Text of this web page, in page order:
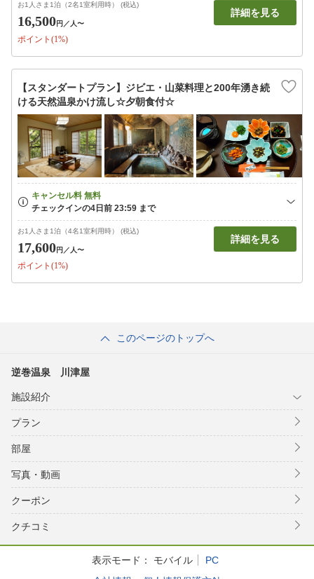
お1人さま1泊（2名1室利用時） (税込)
16,500円 ／人〜
ポイント(1%)
詳細を見る
【スタンダートプラン】ジビエ・山菜料理と200年湧き続
ける天然温泉かけ流し☆夕朝食付☆
お1人さま1泊（4名1室利用時） (税込)
17,600円 ／人〜
ポイント(1%)
詳細を見る
このページのトップへ
逆巻温泉 川津屋
施設紹介
プラン
部屋
写真・動画
クーポン
クチコミ
表示モード： モバイル
PC